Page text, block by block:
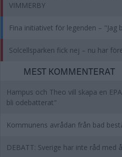
VIMMERBY
Fina initiativet för legenden – "Jag
Solcellsparken fick nej – nu har
MEST KOMMENTERAT
Hampus och Theo vill skapa en
bli odebatterat"
Kommunens avrådan från bad
DEBATT: Sverige har inte råd med